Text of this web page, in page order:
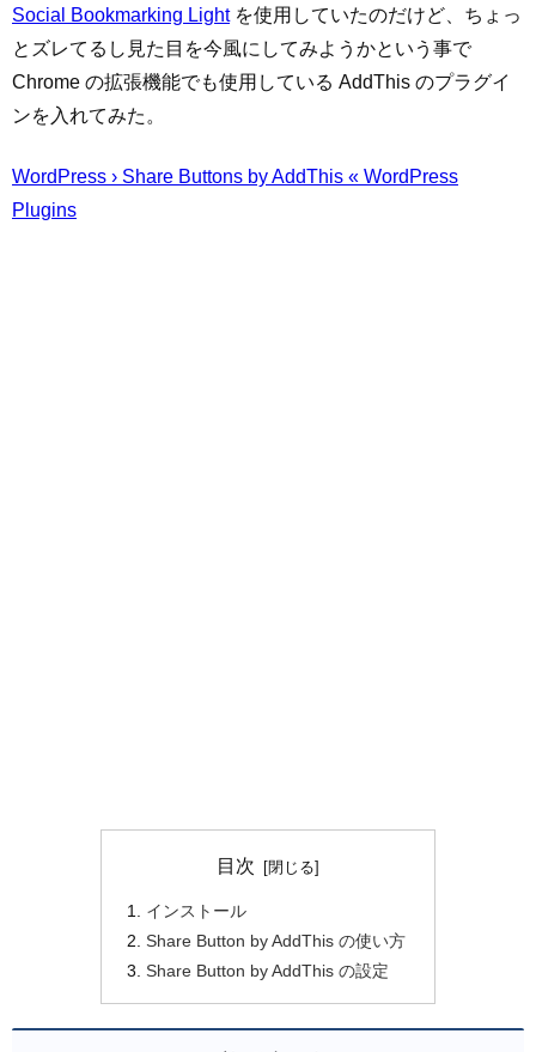
Social Bookmarking Lightを使用していたのだけど、ちょっ
とズレてるし見た目を今風にしてみようかという事で
Chrome の拡張機能でも使用している AddThis のプラグイ
ンを入れてみた。
WordPress › Share Buttons by AddThis « WordPress
Plugins
目次
インストール
Share Button by AddThis の使い方
Share Button by AddThis の設定